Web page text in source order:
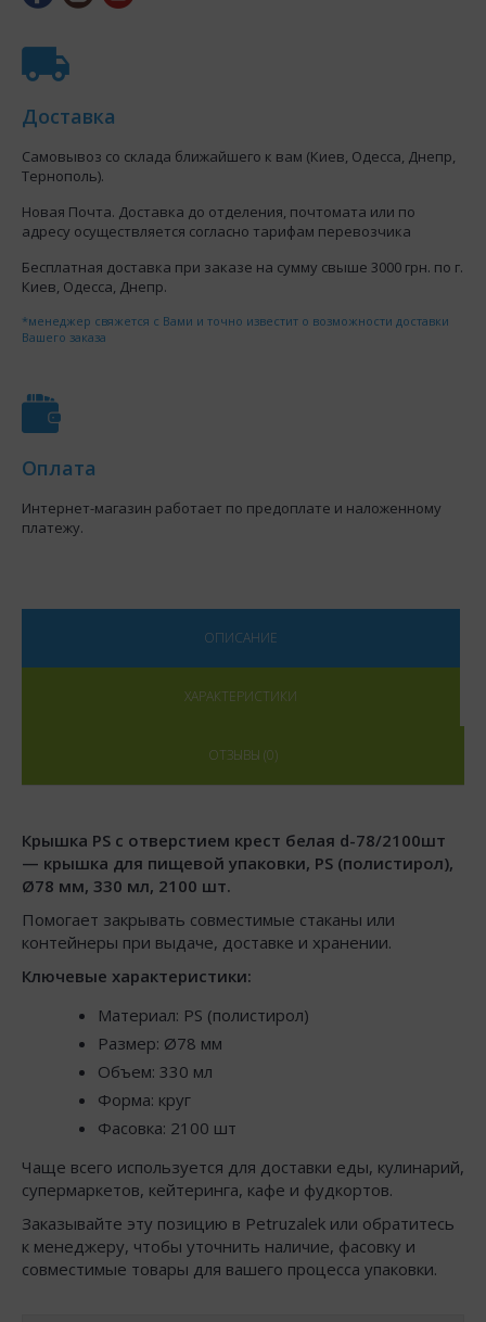
Доставка
Самовывоз со склада ближайшего к вам (Киев, Одесса, Днепр,
Тернополь).
Новая Почта. Доставка до отделения, почтомата или по
адресу осуществляется согласно тарифам перевозчика
Бесплатная доставка при заказе на сумму свыше 3000 грн. по г.
Киев, Одесса, Днепр.
*менеджер свяжется с Вами и точно известит о возможности доставки
Вашего заказа
Оплата
Интернет-магазин работает по предоплате и наложенному
платежу.
ОПИСАНИЕ
ХАРАКТЕРИСТИКИ
ОТЗЫВЫ (0)
Крышка PS с отверстием крест белая d-78/2100шт
— крышка для пищевой упаковки, PS (полистирол),
Ø78 мм, 330 мл, 2100 шт.
Помогает закрывать совместимые стаканы или
контейнеры при выдаче, доставке и хранении.
Ключевые характеристики:
Материал: PS (полистирол)
Размер: Ø78 мм
Объем: 330 мл
Форма: круг
Фасовка: 2100 шт
Чаще всего используется для доставки еды, кулинарий,
супермаркетов, кейтеринга, кафе и фудкортов.
Заказывайте эту позицию в Petruzalek или обратитесь
к менеджеру, чтобы уточнить наличие, фасовку и
совместимые товары для вашего процесса упаковки.